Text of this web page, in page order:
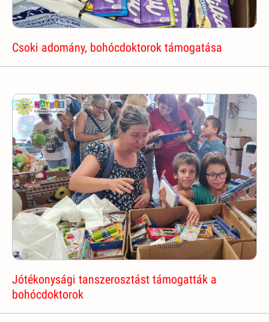
Csoki adomány, bohócdoktorok támogatása
Jótékonysági tanszerosztást támogatták a
bohócdoktorok